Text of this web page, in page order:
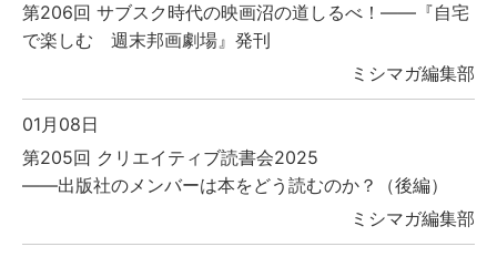
第206回 サブスク時代の映画沼の道しるべ！――『自宅
で楽しむ 週末邦画劇場』発刊
ミシマガ編集部
01月08日
第205回 クリエイティブ読書会2025
――出版社のメンバーは本をどう読むのか？（後編）
ミシマガ編集部